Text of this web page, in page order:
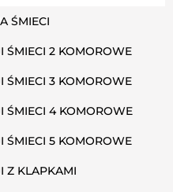
ŚMIECI
ŚMIECI 2 KOMOROWE
ŚMIECI 3 KOMOROWE
ŚMIECI 4 KOMOROWE
ŚMIECI 5 KOMOROWE
Z KLAPKAMI